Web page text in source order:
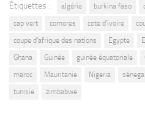
Étiquettes : algérie burkina faso
cap vert
comores cote d'ivoire
coupe d'afrique des nations
Egypte
Ghana
Guinée guinée équatoriale
maroc
Mauritanie Nigeria sénegal
tunisie
zimbabwe